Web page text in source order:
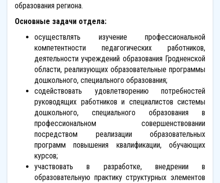
образования региона.
Основные задачи отдела:
осуществлять изучение профессиональной
компетентности педагогических работников,
деятельности учреждений образования Гродненской
области, реализующих образовательные программы
дошкольного, специального образования;
содействовать удовлетворению потребностей
руководящих работников и специалистов системы
дошкольного, специального образования в
профессиональном совершенствовании
посредством реализации образовательных
программ повышения квалификации, обучающих
курсов;
участвовать в разработке, внедрении в
образовательную практику структурных элементов